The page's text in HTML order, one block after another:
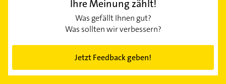
Ihre Meinung zählt!
Was gefällt Ihnen gut?
Was sollten wir verbessern?
Jetzt Feedback geben!